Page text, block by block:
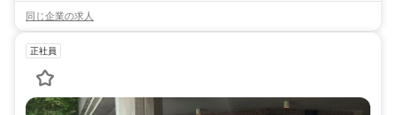
同じ企業の求人
正社員